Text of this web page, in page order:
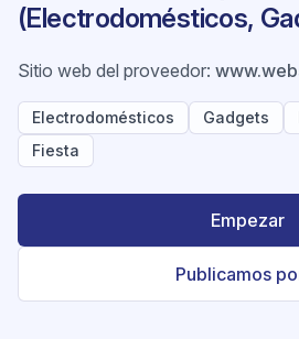
(Electrodomésticos,
Sitio web del proveedor:
Electrodomésticos Gadgets
Fiesta
Empezar
Publicamos